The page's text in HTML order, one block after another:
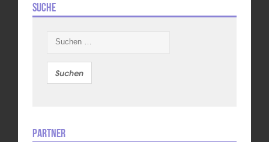
Suche
nach:
Partner